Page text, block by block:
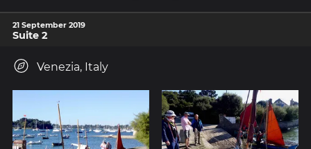
21 September 2019
Suite 2
Venezia, Italy